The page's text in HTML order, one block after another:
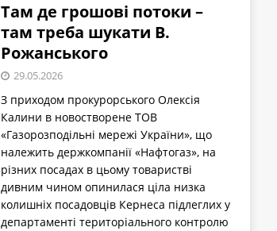
Там де грошові потоки –
там треба шукати В.
Рожанського
29.05.2026
З приходом прокурорського Олексія
Калини в новостворене ТОВ
«Газорозподільні мережі України», що
належить держкомпанії «Нафтогаз», на
різних посадах в цьому товаристві
дивним чином опинилася ціла низка
колишніх посадовців Кернеса підлеглих у
департаменті територіального контролю